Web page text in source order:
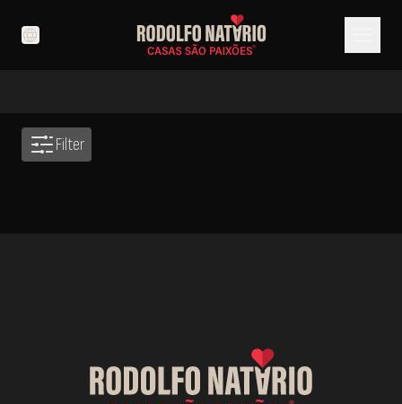
language
Filter